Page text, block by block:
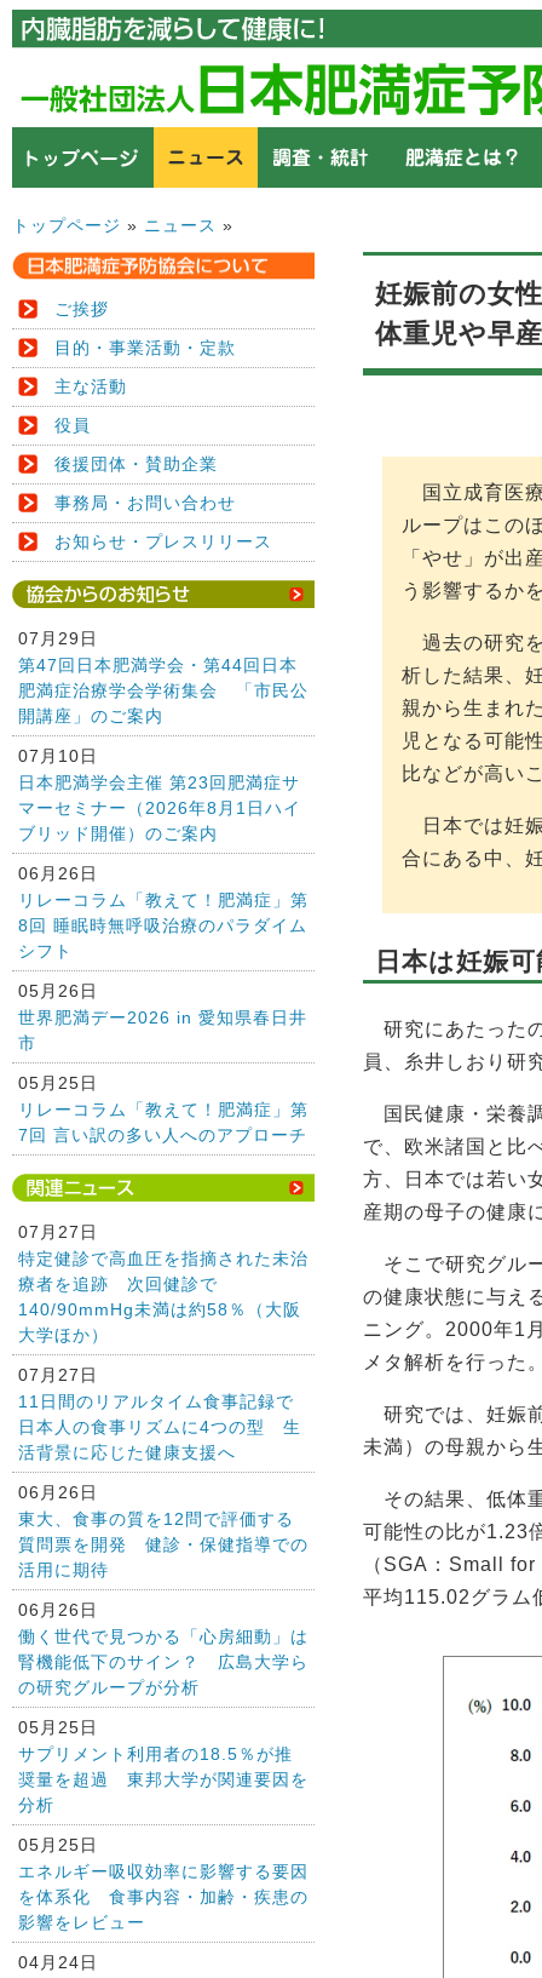
トップページ » ニュース »
妊娠前の女
体重児や早
国立成育医
ループはこの
「やせ」が出
う影響するか
過去の研究
析した結果、
親から生まれ
児となる可能
比などが高い
日本では妊
合にある中、
日本は妊娠
研究にあたった
員、糸井しおり研
国民健康・栄養
で、欧米諸国と比
方、日本では若い
産期の母子の健康
そこで研究グル
の健康状態に与え
ニング。2000年1
メタ解析を行った
研究では、妊娠
未満）の母親から
その結果、低体
可能性の比が1.23
（SGA：Small
平均115.02グラム
ご挨拶
目的・事業活動・定款
主な活動
役員
後援団体・賛助企業
事務局・お問い合わせ
お知らせ・プレスリリース
07月29日
第47回日本肥満学会・第44回日本
肥満症治療学会学術集会 「市民公
開講座」のご案内
07月10日
日本肥満学会主催 第23回肥満症サ
マーセミナー（2026年8月1日ハイ
ブリッド開催）のご案内
06月26日
リレーコラム「教えて！肥満症」第
8回 睡眠時無呼吸治療のパラダイム
シフト
05月26日
世界肥満デー2026 in 愛知県春日井
市
05月25日
リレーコラム「教えて！肥満症」第
7回 言い訳の多い人へのアプローチ
07月27日
特定健診で高血圧を指摘された未治
療者を追跡 次回健診で
140/90mmHg未満は約58％（大阪
大学ほか）
07月27日
11日間のリアルタイム食事記録で
日本人の食事リズムに4つの型 生
活背景に応じた健康支援へ
06月26日
東大、食事の質を12問で評価する
質問票を開発 健診・保健指導での
活用に期待
06月26日
働く世代で見つかる「心房細動」は
腎機能低下のサイン？ 広島大学ら
の研究グループが分析
05月25日
サプリメント利用者の18.5％が推
奨量を超過 東邦大学が関連要因を
分析
05月25日
エネルギー吸収効率に影響する要因
を体系化 食事内容・加齢・疾患の
影響をレビュー
04月24日